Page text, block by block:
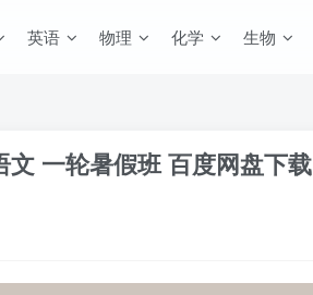
英语 物理 化学 生物
一轮暑假班 百度网盘下载